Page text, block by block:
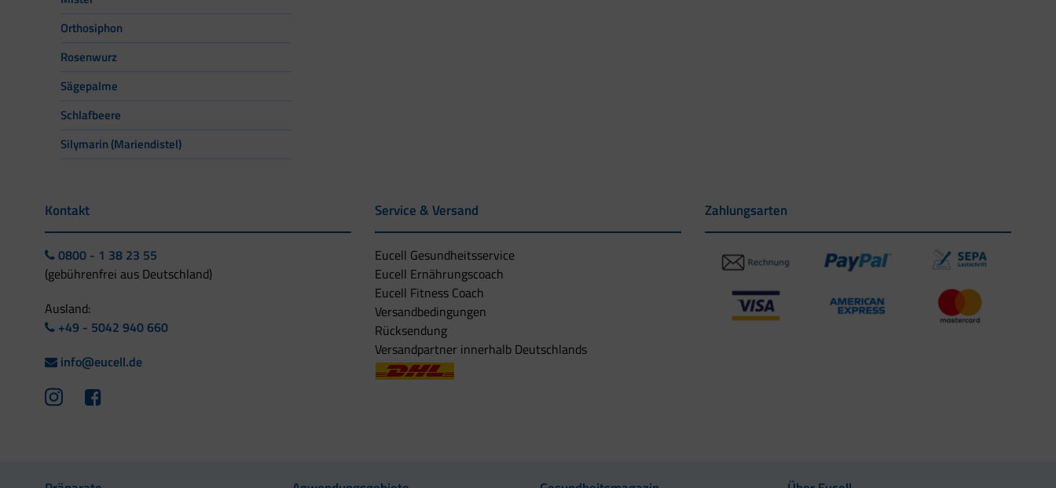
Orthosiphon
Rosenwurz
Sägepalme
Schlafbeere
Silymarin (Mariendistel)
Kontakt
0800 - 1 38 23 55
(gebührenfrei aus Deutschland)
Ausland:
+49 - 5042 940 660
info@eucell.de
Service & Versand
Eucell Gesundheitsservice
Eucell Ernährungscoach
Eucell Fitness Coach
Versandbedingungen
Rücksendung
Versandpartner innerhalb Deutschlands
Zahlungsarten